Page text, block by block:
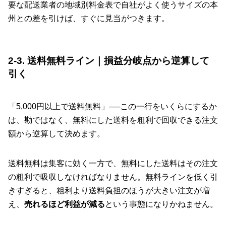
要な配送業者の地域別料金表で自社がよく使うサイズの本
州との差を引けば、すぐに見当がつきます。
2-3. 送料無料ライン｜損益分岐点から逆算して
引く
「5,000円以上で送料無料」──この一行をいくらにするか
は、勘ではなく、無料にした送料を粗利で回収できる注文
額から逆算して決めます。
送料無料は集客に効く一方で、無料にした送料はその注文
の粗利で吸収しなければなりません。無料ラインを低く引
きすぎると、粗利より送料負担のほうが大きい注文が増
え、 売れるほど利益が減るという事態になりかねません。